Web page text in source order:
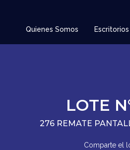
Quienes Somos Escritorios
LOTE
276 REMATE
Comparte el